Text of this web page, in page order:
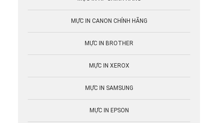
MỰC IN CANON CHÍNH HÃNG
MỰC IN BROTHER
MỰC IN XEROX
MỰC IN SAMSUNG
MỰC IN EPSON